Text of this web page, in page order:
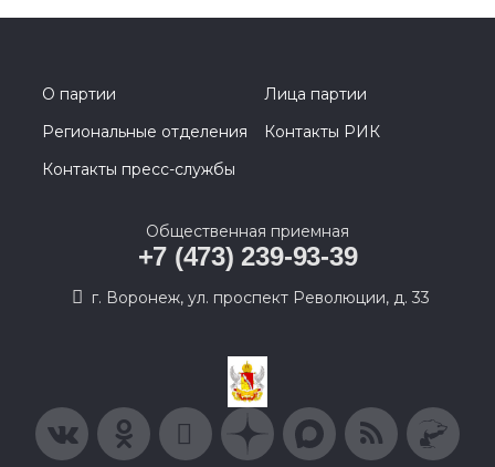
О партии
Лица партии
Региональные отделения
Контакты РИК
Контакты пресс-службы
Общественная приемная
+7 (473) 239-93-39
г. Воронеж, ул. проспект Революции, д. 33